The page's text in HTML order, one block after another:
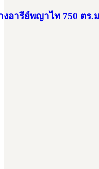
อารีย์พญาไท 750 ตร